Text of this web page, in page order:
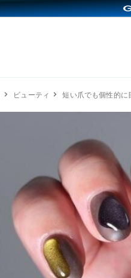
ビューティ 短い爪でも個性的